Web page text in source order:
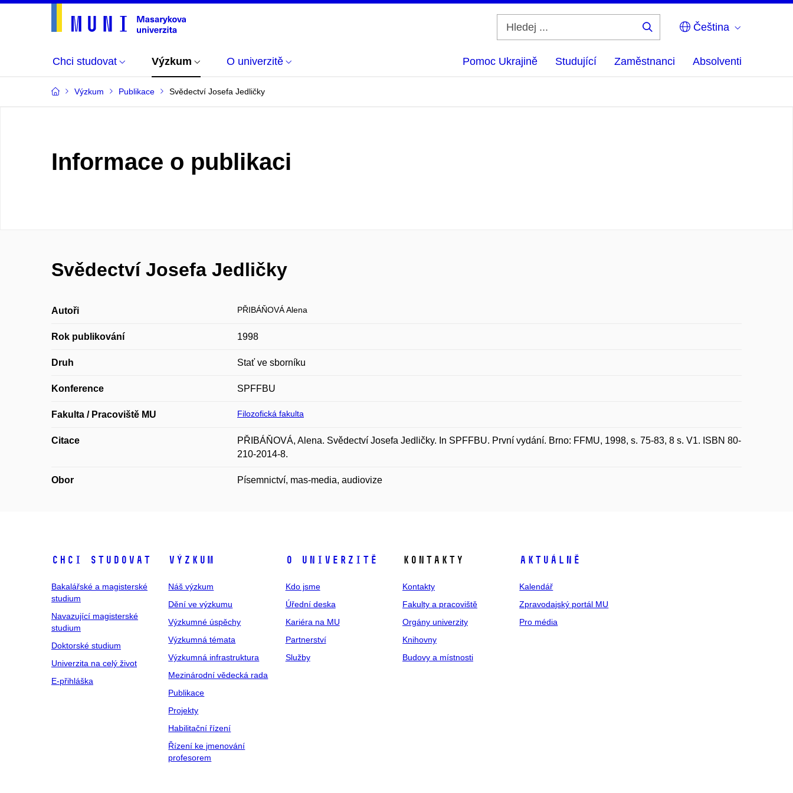
Čeština
Chci studovat Výzkum O univerzitě Pomoc Ukrajině Studující Zaměstnanci Absolventi
Výzkum Publikace Svědectví Josefa Jedličky
Informace o publikaci
Svědectví Josefa Jedličky
Autoři PŘIBÁŇOVÁ Alena
Rok publikování 1998
Druh Stať ve sborníku
Konference SPFFBU
Fakulta / Pracoviště MU Filozofická fakulta
Citace
PŘIBÁŇOVÁ, Alena. Svědectví Josefa Jedličky. In SPFFBU. První vydání. Brno: FFMU, 1998, s. 75-83, 8 s. V1. ISBN 80-
210-2014-8.
Obor Písemnictví, mas-media, audiovize
Chci studovat
Bakalářské a magisterské
studium
Navazující magisterské
studium
Doktorské studium
Univerzita na celý život
E-přihláška
Výzkum
Náš výzkum
Dění ve výzkumu
Výzkumné úspěchy
Výzkumná témata
Výzkumná infrastruktura
Mezinárodní vědecká rada
Publikace
Projekty
Habilitační řízení
Řízení ke jmenování
profesorem
O univerzitě
Kdo jsme
Úřední deska
Kariéra na MU
Partnerství
Služby
Kontakty
Kontakty
Fakulty a pracoviště
Orgány univerzity
Knihovny
Budovy a místnosti
Aktuálně
Kalendář
Zpravodajský portál MU
Pro média